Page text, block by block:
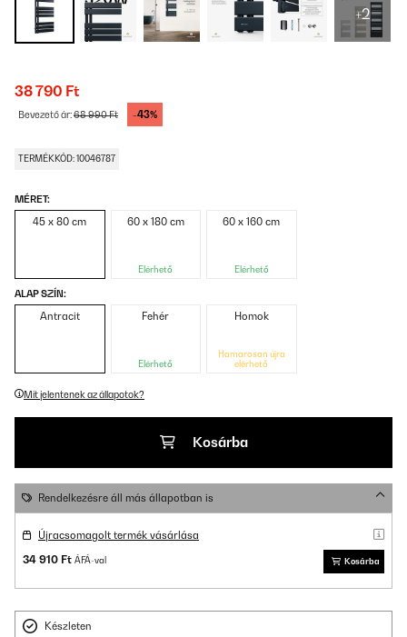
+2
38 790 Ft
Bevezető ár:68 990 Ft -43%
TERMÉKKÓD: 10046787
MÉRET:
45 x 80 cm 60 x 180 cm
Elérhető
60 x 160 cm
Elérhető
ALAP SZÍN:
Antracit Fehér
Elérhető
Homok
Hamarosan újra
elérhető
Mit jelentenek az állapotok?
Kosárba
Rendelkezésre áll más állapotban is
Újracsomagolt termék vásárlása
34 910 Ft ÁFÁ-val Kosárba
Készleten